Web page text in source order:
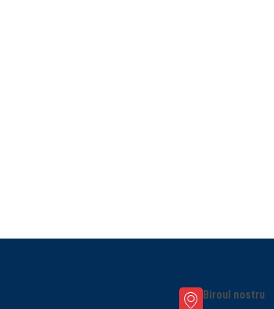
Biroul nostru